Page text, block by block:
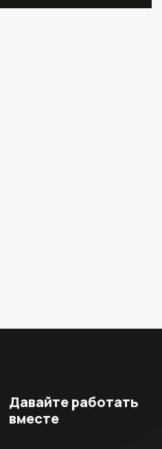
Давайте работать
вместе